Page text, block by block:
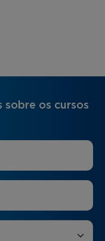
sobre os cursos